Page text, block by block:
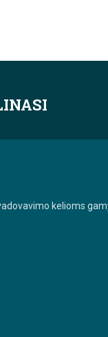
kelioms